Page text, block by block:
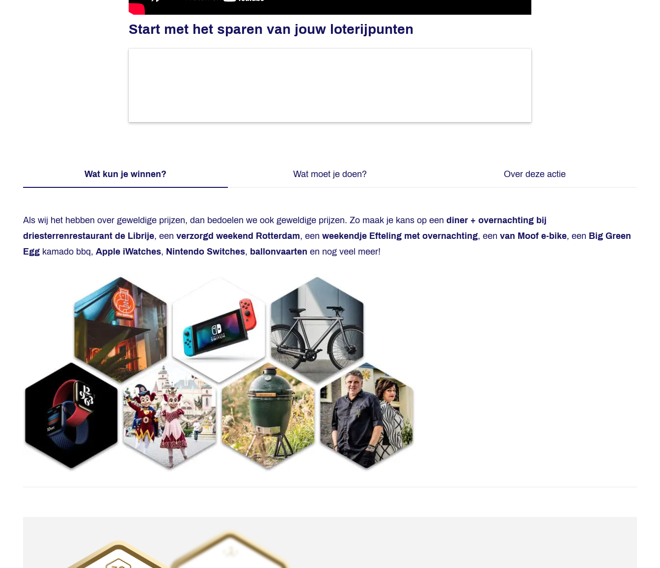
Start met het sparen van jouw loterijpunten
Wat kun je winnen? Wat moet je doen? Over deze actie
Als wij het hebben over geweldige prijzen, dan bedoelen we ook geweldige prijzen. Zo maak je kans op een diner + overnachting bij
driesterrenrestaurant de Librije, een verzorgd weekend Rotterdam, een weekendje Efteling met overnachting, een van Moof e-bike, een Big Green
Egg kamado bbq, Apple iWatches, Nintendo Switches, ballonvaarten en nog veel meer!